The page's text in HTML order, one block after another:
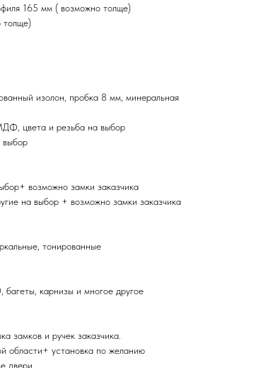
165 мм ( возможно толще)
толще)
изолон, пробка 8 мм, минеральная
цвета и резьба на выбор
выбор
возможно замки заказчика
на выбор + возможно замки заказчика
тонированные
карнизы и многое другое
замков и ручек заказчика.
области+ установка по желанию
двери